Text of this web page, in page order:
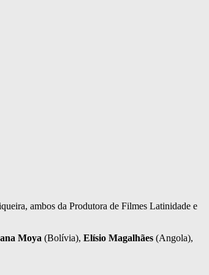
ambos da Produtora de Filmes Latinidade e
Moya (Bolívia), Elísio Magalhães (Angola),